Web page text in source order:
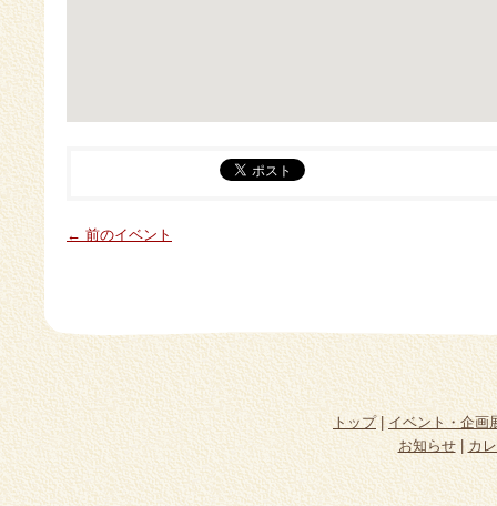
← 前のイベント
トップ|イベント・企画
お知らせ| カ